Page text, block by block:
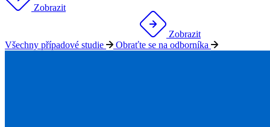
Zobrazit
Zobrazit
Všechny případové studie
Obraťte se na odborníka